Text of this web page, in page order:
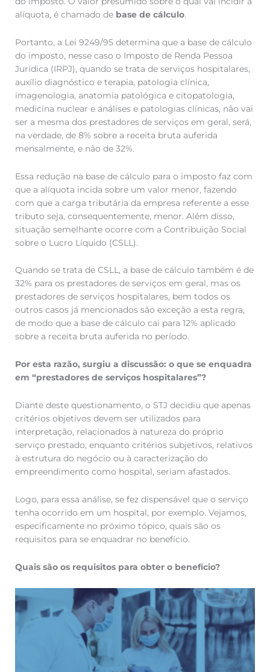
alíquota, é chamado de base de cálculo.
Portanto, a Lei 9249/95 determina que a base de cálculo
do imposto, nesse caso o Imposto de Renda Pessoa
Jurídica (IRPJ), quando se trata de serviços hospitalares,
auxílio diagnóstico e terapia, patologia clínica,
imagenologia, anatomia patológica e citopatologia,
medicina nuclear e análises e patologias clínicas, não vai
ser a mesma dos prestadores de serviços em geral, será,
na verdade, de 8% sobre a receita bruta auferida
mensalmente, e não de 32%.
Essa redução na base de cálculo para o imposto faz com
que a alíquota incida sobre um valor menor, fazendo
com que a carga tributária da empresa referente a esse
tributo seja, consequentemente, menor. Além disso,
situação semelhante ocorre com a Contribuição Social
sobre o Lucro Líquido (CSLL).
Quando se trata de CSLL, a base de cálculo também é de
32% para os prestadores de serviços em geral, mas os
prestadores de serviços hospitalares, bem todos os
outros casos já mencionados são exceção a esta regra,
de modo que a base de cálculo cai para 12% aplicado
sobre a receita bruta auferida no período.
Por esta razão, surgiu a discussão: o que se enquadra
em “prestadores de serviços hospitalares”?
Diante deste questionamento, o STJ decidiu que apenas
critérios objetivos devem ser utilizados para
interpretação, relacionados à natureza do próprio
serviço prestado, enquanto critérios subjetivos, relativos
à estrutura do negócio ou à caracterização do
empreendimento como hospital, seriam afastados.
Logo, para essa análise, se fez dispensável que o serviço
tenha ocorrido em um hospital, por exemplo. Vejamos,
especificamente no próximo tópico, quais são os
requisitos para se enquadrar no benefício.
Quais são os requisitos para obter o benefício?